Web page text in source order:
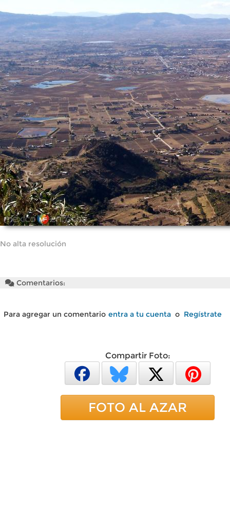
No alta resolución
Comentarios:
Para agregar un comentario entra a tu cuenta o Regístrate
Compartir Foto:
FOTO AL AZAR